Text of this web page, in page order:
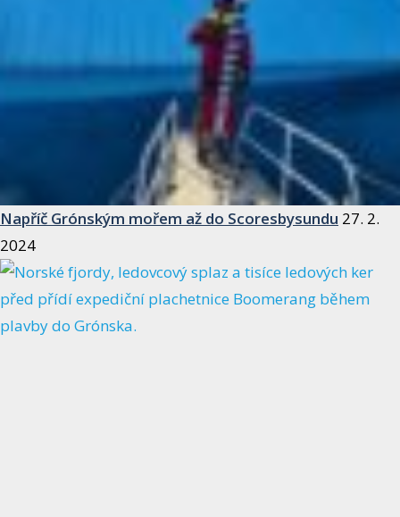
Napříč Grónským mořem až do Scoresbysundu 27. 2.
2024